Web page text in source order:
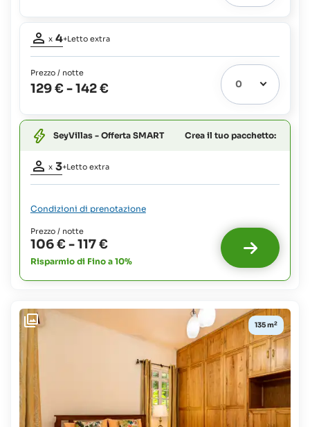
Neonati
e
a
2
gratuito
Partecipanti
Letto
extra
1
Neonati
e
fino
a
2
gratuito
x 4+Letto extra
Prezzo / notte
129 €-142 €
SeyVillas - Offerta SMART Crea il tuo pacchetto:
Letto
possibile
Neonati
2
x 3+Letto extra
Condizioni di prenotazione
Prezzo / notte
106 €-117 €
Risparmio di Fino a 10%
135 m2